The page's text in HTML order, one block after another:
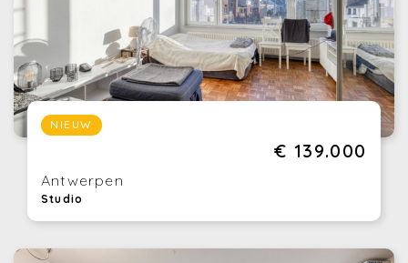
NIEUW
€ 139.000
Antwerpen
Studio